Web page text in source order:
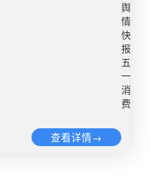
一个小长假呈现三大趋
舆
情
快
报
五
一
消
费
查看详情→